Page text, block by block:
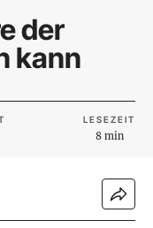
der
kann
LESEZEIT
8 min